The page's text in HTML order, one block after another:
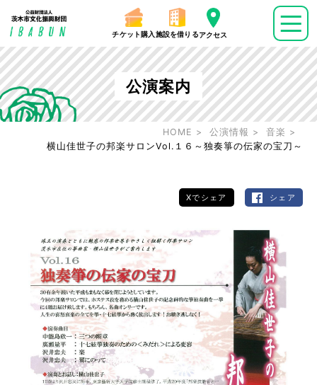
チケット購入 施設を借りるアクセス
公演案内
HOME 公演情報
音楽
横山佳世子の邦楽サロンVol.１６～独奏箏の伝家の宝刀～
Xでシェア シェア